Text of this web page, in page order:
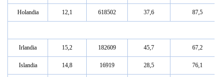
Holandia 12,1 618502 37,6 87,5
Irlandia 15,2 182609 45,7 67,2
Islandia 14,8 16919 28,5 76,1